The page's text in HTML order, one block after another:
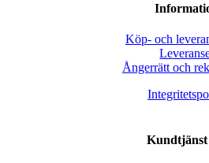
Köp- och
Ångerrätt och
Kundtjänst